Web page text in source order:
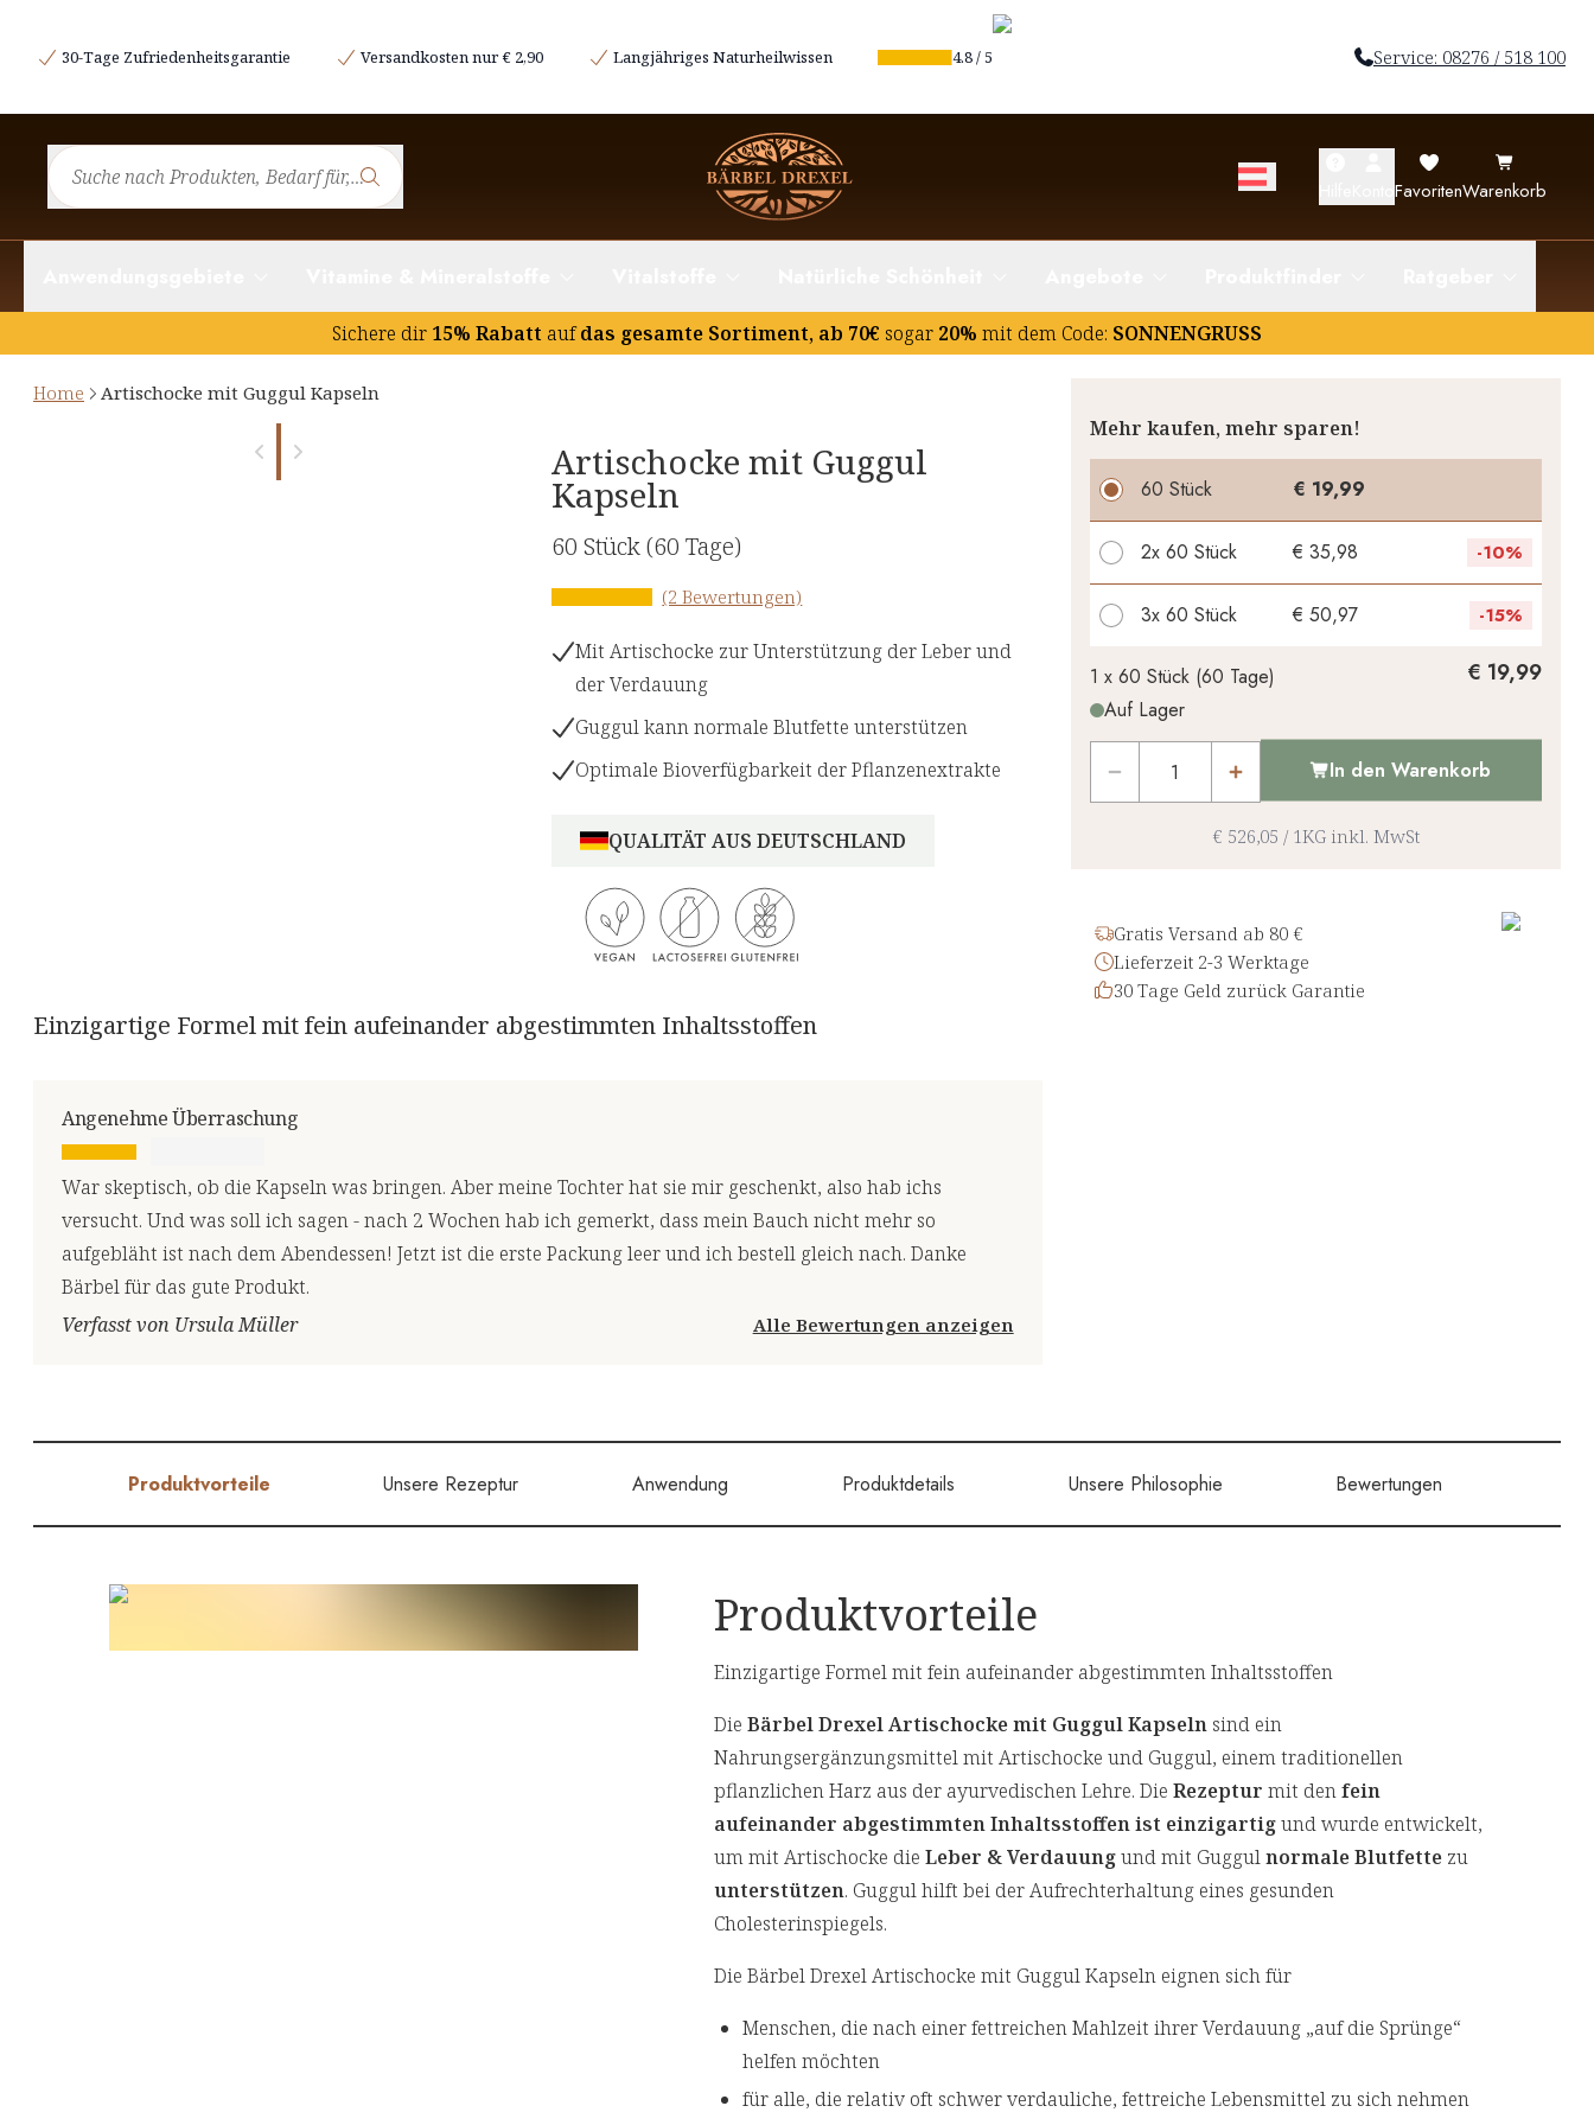
30-Tage Zufriedenheitsgarantie Versandkosten nur € 2,90 Langjähriges Naturheilwissen 4.8/5 Service: 08276 / 518 100
FavoritenWarenkorb
Sichere dir 15% Rabatt aufdas gesamte Sortiment, ab 70€ sogar 20% mit dem Code: SONNENGRUSS
Home Artischocke mit Guggul Kapseln
Artischocke mit Guggul
Kapseln
60 Stück(60 Tage)
(2 Bewertungen)
Mit Artischocke zur Unterstützung der Leber und
der Verdauung
Guggul kann normale Blutfette unterstützen
Optimale Bioverfügbarkeit der Pflanzenextrakte
QUALITÄT AUS DEUTSCHLAND
Mehr kaufen, mehr sparen!
60 Stück € 19,99
2x 60 Stück € 35,98 -10%
3x 60 Stück € 50,97 -15%
Ihr persönlicher Rabatt
1x € 0,00
1 x 60 Stück (60 Tage)
Auf Lager
€ 19,99
In den Warenkorb
€ 526,05 / 1KG inkl. MwSt
Gratis Versand ab 80 €
Lieferzeit 2-3 Werktage
30 Tage Geld zurück Garantie
Einzigartige Formel mit fein aufeinander abgestimmten Inhaltsstoffen
Angenehme Überraschung
War skeptisch, ob die Kapseln was bringen. Aber meine Tochter hat sie mir geschenkt, also hab ichs
versucht. Und was soll ich sagen - nach 2 Wochen hab ich gemerkt, dass mein Bauch nicht mehr so
aufgebläht ist nach dem Abendessen! Jetzt ist die erste Packung leer und ich bestell gleich nach. Danke
Bärbel für das gute Produkt.
Verfasst von Ursula Müller
Alle Bewertungen anzeigen
Produktvorteile Unsere Rezeptur Anwendung Produktdetails Unsere Philosophie Bewertungen
Produktvorteile
Einzigartige Formel mit fein aufeinander abgestimmten Inhaltsstoffen
⁠Die Bärbel Drexel Artischocke mit Guggul Kapselnsind ein
Nahrungsergänzungsmittel mit Artischocke und Guggul, einem traditionellen
pflanzlichen Harz aus der ayurvedischen Lehre. Die Rezeptur mit denfein
aufeinander abgestimmten Inhaltsstoffen ist einzigartigund wurde entwickelt,
um mit Artischocke die Leber & Verdauungund mit Guggulnormale Blutfettezu
unterstützen. Guggul hilft bei der Aufrechterhaltung eines gesunden
Cholesterinspiegels.
Die Bärbel Drexel Artischocke mit Guggul Kapseln eignen sich für
Menschen, die nach einer fettreichen Mahlzeit ihrer Verdauung „auf die Sprünge“
helfen möchten
für alle, die relativ oft schwer verdauliche, fettreiche Lebensmittel zu sich nehmen